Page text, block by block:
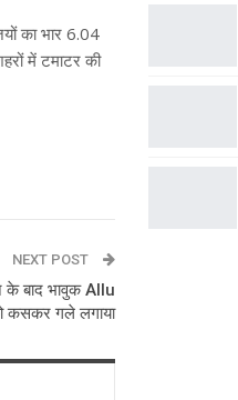
का भार 6.04
में टमाटर की
NEXT POST
के बाद भावुक Allu
गले लगाया